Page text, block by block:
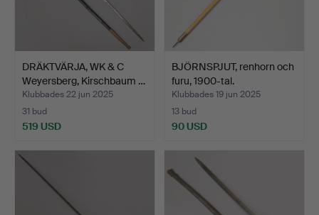
DRÄKTVÄRJA, WK & C
Weyersberg, Kirschbaum …
Klubbades 22 jun 2025
31 bud
519 USD
BJÖRNSPJUT, renhorn och
furu, 1900-tal.
Klubbades 19 jun 2025
13 bud
90 USD